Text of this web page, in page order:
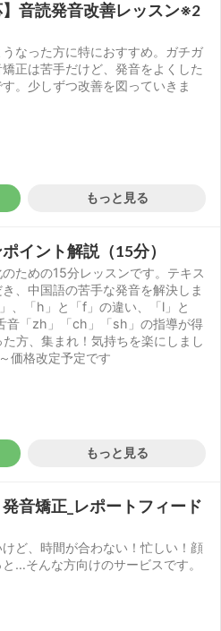
】音読発音改善レッスン※2
なった方に特におすすめ。ガチガ
正は苦手だけど、発音をよくした
。少しずつ改善を図っていきま
もっと見る
イント解説（15分）
ための15分レッスンです。テキス
、中国語の苦手な発音を解決しま
、「h」と「f」の違い、「l」と
音「zh」「ch」「sh」の指導が得
方、集まれ！気持ちを楽にしまし
価格改定予定です
もっと見る
発音矯正_レポートフィード
ど、時間が合わない！忙しい！顔
…そんな方向けのサービスです。